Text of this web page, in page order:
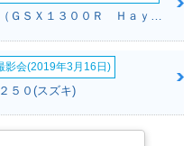
キノさん:ハヤブサ（ＧＳＸ１３００Ｒ Ｈａｙａｂｕｓａ）(スズキ)
影会(2019年3月16日)
５０(スズキ)